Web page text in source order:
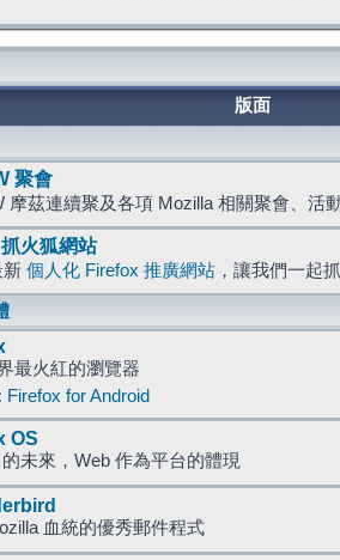
版面
聚會
摩茲連續聚及各項 Mozilla 相關聚會、活
火狐網站
新 個人化 Firefox 推廣網站 ，讓我們一起
最火紅的瀏覽器
Firefox for Android
OS
的未來，Web 作為平台的體現
血統的優秀郵件程式